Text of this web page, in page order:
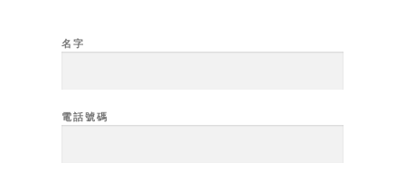
名字
電話號碼